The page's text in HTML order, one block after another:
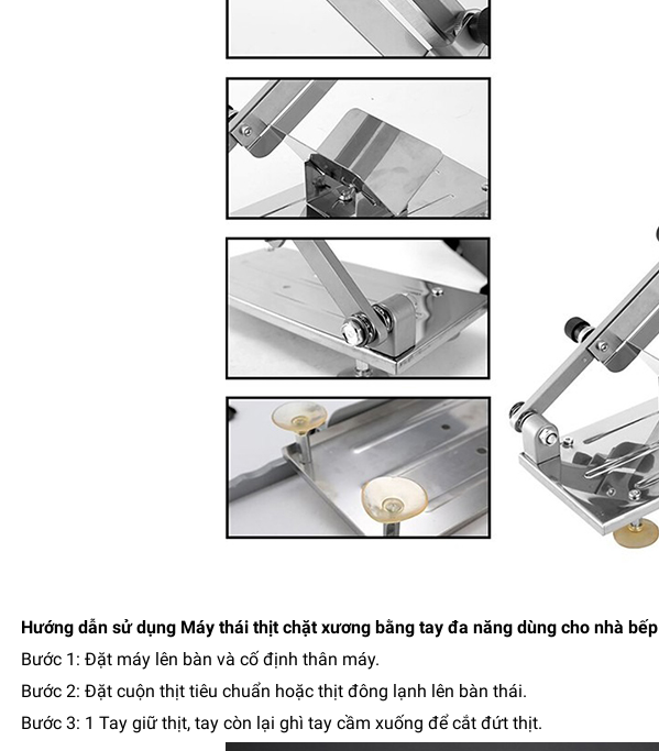
Hướng dẫn sử dụng Máy thái thịt chặt xương bằng tay đa năng dùng cho nhà bếp
Bước 1: Đặt máy lên bàn và cố định thân máy.
Bước 2: Đặt cuộn thịt tiêu chuẩn hoặc thịt đông lạnh lên bàn thái.
Bước 3: 1 Tay giữ thịt, tay còn lại ghì tay cầm xuống để cắt đứt thịt.